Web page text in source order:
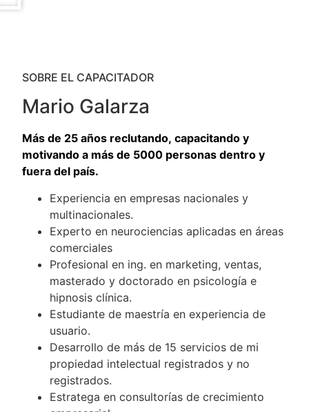
SOBRE EL CAPACITADOR
Mario Galarza
Más de 25 años reclutando, capacitando y
motivando a más de 5000 personas dentro y
fuera del país.
Experiencia en empresas nacionales y
multinacionales.
Experto en neurociencias aplicadas en áreas
comerciales
Profesional en ing. en marketing, ventas,
masterado y doctorado en psicología e
hipnosis clínica.
Estudiante de maestría en experiencia de
usuario.
Desarrollo de más de 15 servicios de mi
propiedad intelectual registrados y no
registrados.
Estratega en consultorías de crecimiento